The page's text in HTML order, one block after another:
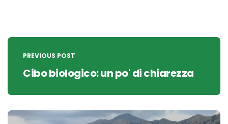
Post
navigation
PREVIOUS POST
Cibo biologico: un po' di chiarezza